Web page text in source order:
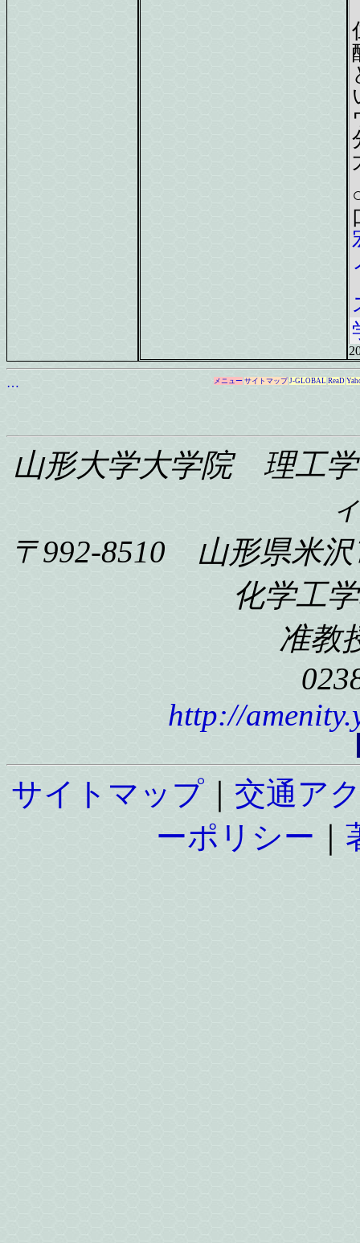
… メニュー サイトマップ J-GLOBAL ReaD
山形大学大学院 理工
〒992-8510 山形県米沢
化学工
准教
http://
サイトマップ
交通ア
ーポリシー